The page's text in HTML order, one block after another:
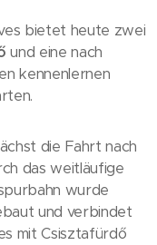
bietet heute zwei
und eine nach
kennenlernen
die Fahrt nach
das weitläufige
wurde
und verbindet
mit Csisztafürdő